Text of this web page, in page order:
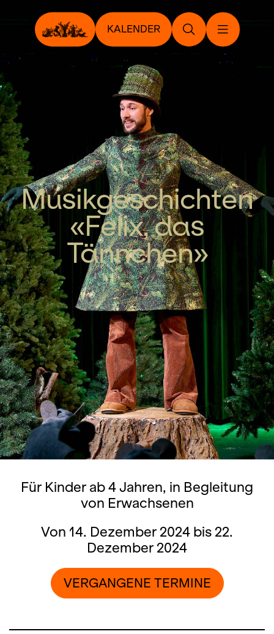
KALENDER
Musikgeschichten
«Felix, das
Tännchen»
Für Kinder ab 4 Jahren, in Begleitung
von Erwachsenen
Von 14. Dezember 2024 bis 22.
Dezember 2024
VERGANGENE TERMINE